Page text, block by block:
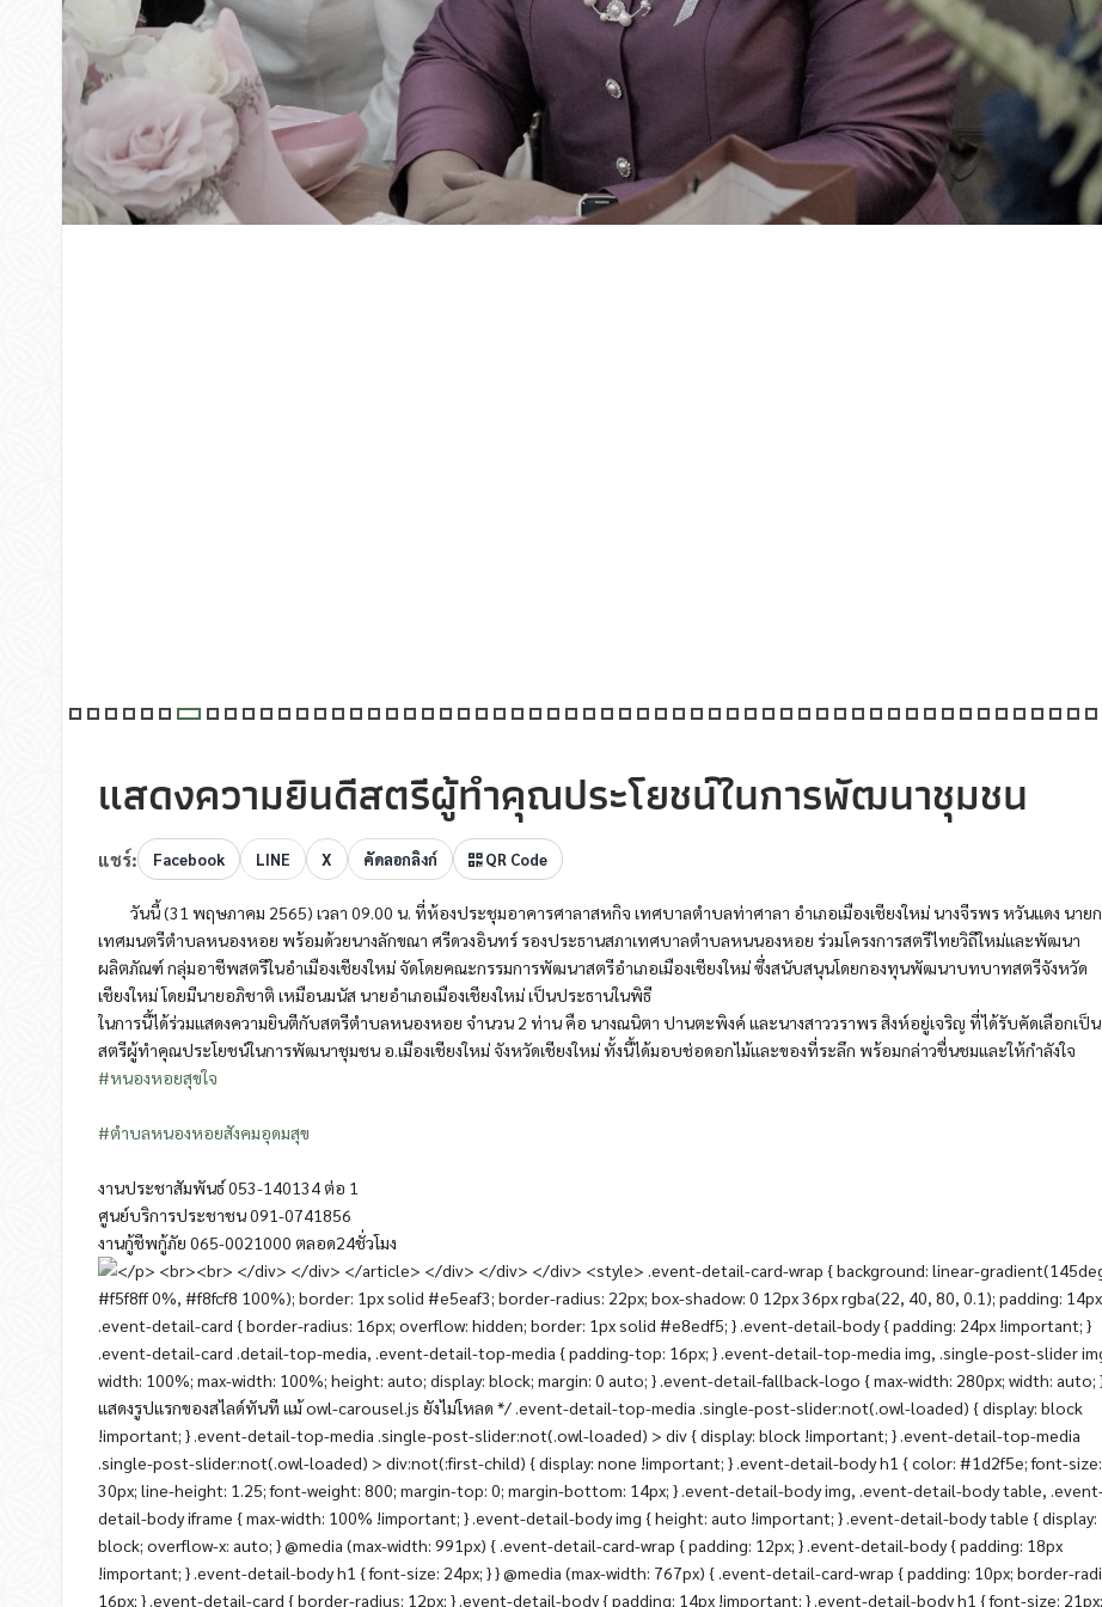
แสดงความยินดีสตรีผู้ทำคุณประโยชน์ในการพัฒนาชุมชน
แชร์: Facebook LINE X คัดลอกลิงก์ QR Code
วันนี้ (31 พฤษภาคม 2565) เวลา 09.00 น. ที่ห้องประชุมอาคารศาลาสหกิจ เทศบาลตำบลท่าศาลา อำเภอเมืองเชียงใหม่ นางจีรพร หวันแดง นายก
เทศมนตรีตำบลหนองหอย พร้อมด้วยนางลักขณา ศรีดวงอินทร์ รองประธานสภาเทศบาลตำบลหนนองหอย ร่วมโครงการสตรีไทยวิถีใหม่และพัฒนา
ผลิตภัณฑ์ กลุ่มอาชีพสตรีในอำเมืองเชียงใหม่ จัดโดยคณะกรรมการพัฒนาสตรีอำเภอเมืองเชียงใหม่ ซึ่งสนับสนุนโดยกองทุนพัฒนาบทบาทสตรีจังหวัด
เชียงใหม่ โดยมีนายอภิชาติ เหมือนมนัส นายอำเภอเมืองเชียงใหม่ เป็นประธานในพิธี
ในการนี้ได้ร่วมแสดงความยินตีกับสตรีตำบลหนองหอย จำนวน 2 ท่าน คือ นางณนิตา ปานตะพิงค์ และนางสาววราพร สิงห์อยู่เจริญ ที่ได้รับคัดเลือกเป็น
สตรีผู้ทำคุณประโยชน์ในการพัฒนาชุมชน อ.เมืองเชียงใหม่ จังหวัดเชียงใหม่ ทั้งนี้ได้มอบช่อดอกไม้และของที่ระลึก พร้อมกล่าวชื่นชมและให้กำลังใจ
#หนองหอยสุขใจ
#ตำบลหนองหอยสังคมอุดมสุข
งานประชาสัมพันธ์ 053-140134 ต่อ 1
ศูนย์บริการประชาชน 091-0741856
งานกู้ชีพกู้ภัย 065-0021000 ตลอด24ชั่วโมง